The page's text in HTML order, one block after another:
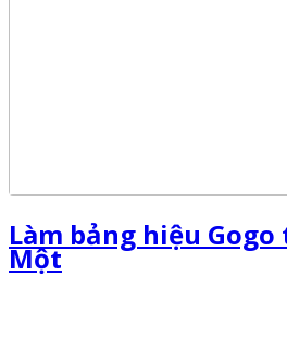
Làm bảng hiệu
Một